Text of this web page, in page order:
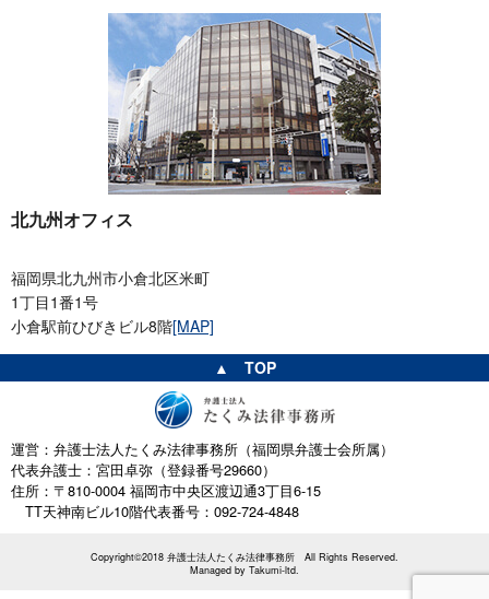
北九州オフィス
福岡県北九州市小倉北区米町
1丁目1番1号
小倉駅前ひびきビル8階[MAP]
▲ TOP
運営：弁護士法人たくみ法律事務所（福岡県弁護士会所属）
代表弁護士：宮田卓弥（登録番号29660）
住所：〒810-0004 福岡市中央区渡辺通3丁目6-15
TT天神南ビル10階代表番号：092-724-4848
Copyright©2018 弁護士法人たくみ法律事務所 All Rights Reserved.
Managed by Takumi-ltd.